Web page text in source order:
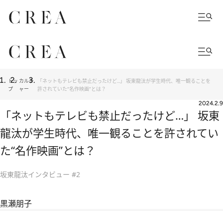
トッ
プ
カルチ
ャー
「ネットもテレビも禁止だったけど…」 坂東龍汰が学生時代、唯一観ることを
許されていた“名作映画”とは？
2024.2.9
「ネットもテレビも禁止だったけど…」 坂東
龍汰が学生時代、唯一観ることを許されてい
た“名作映画”とは？
坂東龍汰インタビュー #2
黒瀬朋子